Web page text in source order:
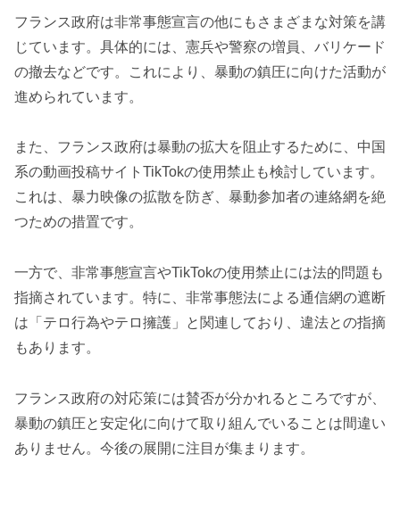
フランス政府は非常事態宣言の他にもさまざまな対策を講
じています。具体的には、憲兵や警察の増員、バリケード
の撤去などです。これにより、暴動の鎮圧に向けた活動が
進められています。
また、フランス政府は暴動の拡大を阻止するために、中国
系の動画投稿サイトTikTokの使用禁止も検討しています。
これは、暴力映像の拡散を防ぎ、暴動参加者の連絡網を絶
つための措置です。
一方で、非常事態宣言やTikTokの使用禁止には法的問題も
指摘されています。特に、非常事態法による通信網の遮断
は「テロ行為やテロ擁護」と関連しており、違法との指摘
もあります。
フランス政府の対応策には賛否が分かれるところですが、
暴動の鎮圧と安定化に向けて取り組んでいることは間違い
ありません。今後の展開に注目が集まります。